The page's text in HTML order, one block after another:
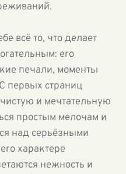
всё то, что делает
его
печали, моменты
первых страниц
и мечтательную
простым мелочам и
над серьёзными
характере
нежность и